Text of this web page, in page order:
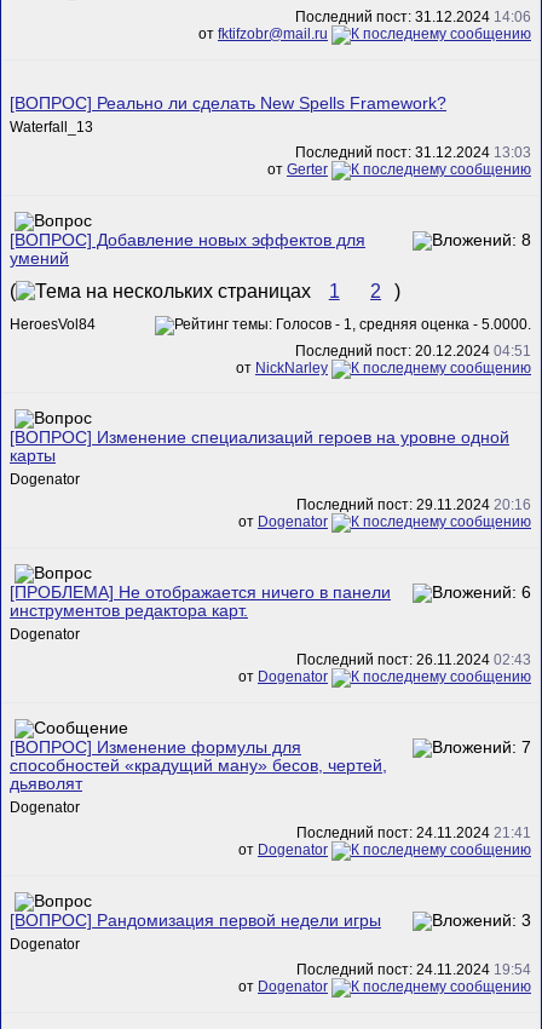
Последний пост: 31.12.2024 14:06
от fktifzobr@mail.ru
[ВОПРОС] Реально ли сделать New Spells Framework?
Waterfall_13
Последний пост: 31.12.2024 13:03
от Gerter
[ВОПРОС] Добавление новых эффектов для
умений
( 1 2 )
HeroesVol84
Последний пост: 20.12.2024 04:51
от NickNarley
[ВОПРОС] Изменение специализаций героев на уровне одной
карты
Dogenator
Последний пост: 29.11.2024 20:16
от Dogenator
[ПРОБЛЕМА] Не отображается ничего в панели
инструментов редактора карт.
Dogenator
Последний пост: 26.11.2024 02:43
от Dogenator
[ВОПРОС] Изменение формулы для
способностей «крадущий ману» бесов, чертей,
дьяволят
Dogenator
Последний пост: 24.11.2024 21:41
от Dogenator
[ВОПРОС] Рандомизация первой недели игры
Dogenator
Последний пост: 24.11.2024 19:54
от Dogenator